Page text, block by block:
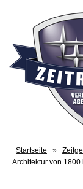
Startseite »
Architektur von